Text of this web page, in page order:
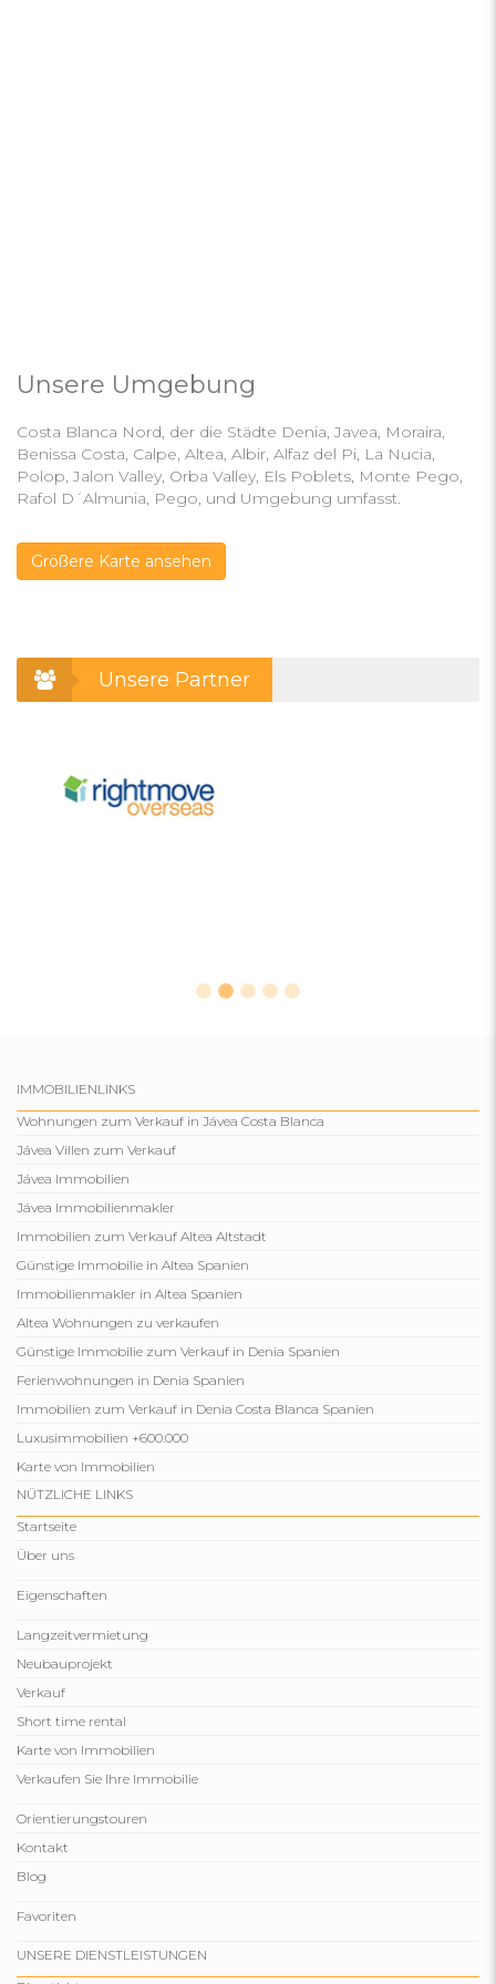
Unsere Umgebung
Costa Blanca Nord, der die Städte Denia, Javea, Moraira,
Benissa Costa, Calpe, Altea, Albir, Alfaz del Pi, La Nucia,
Polop, Jalon Valley, Orba Valley, Els Poblets, Monte Pego,
Rafol D´Almunia, Pego, und Umgebung umfasst.
Größere Karte ansehen
Unsere Partner
IMMOBILIENLINKS
Wohnungen zum Verkauf in Jávea Costa Blanca
Jávea Villen zum Verkauf
Jávea Immobilien
Jávea Immobilienmakler
Immobilien zum Verkauf Altea Altstadt
Günstige Immobilie in Altea Spanien
Immobilienmakler in Altea Spanien
Altea Wohnungen zu verkaufen
Günstige Immobilie zum Verkauf in Denia Spanien
Ferienwohnungen in Denia Spanien
Immobilien zum Verkauf in Denia Costa Blanca Spanien
Luxusimmobilien +600.000
Karte von Immobilien
NÜTZLICHE LINKS
Startseite
Über uns
Eigenschaften
Langzeitvermietung
Neubauprojekt
Verkauf
Short time rental
Karte von Immobilien
Verkaufen Sie Ihre Immobilie
Orientierungstouren
Kontakt
Blog
Favoriten
UNSERE DIENSTLEISTUNGEN